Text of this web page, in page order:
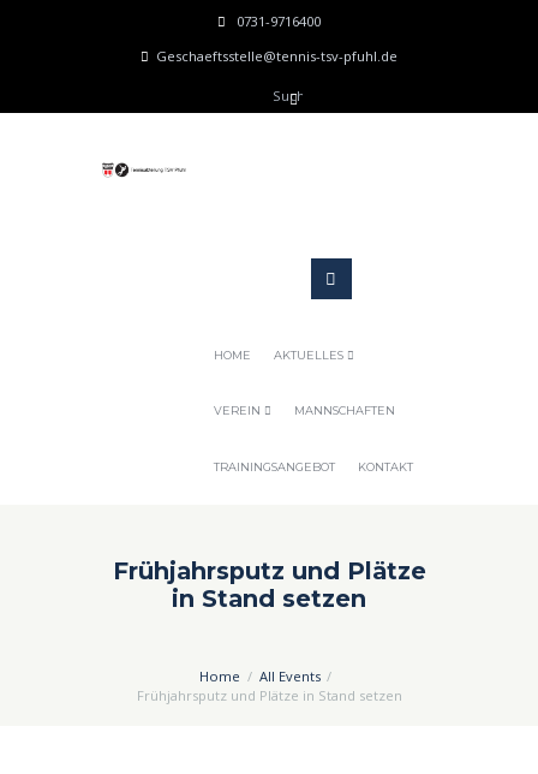
0731-9716400
Geschaeftsstelle@tennis-tsv-pfuhl.de
HOME AKTUELLES
VEREIN MANNSCHAFTEN
TRAININGSANGEBOT KONTAKT
Frühjahrsputz und Plätze
in Stand setzen
Home
All Events
Frühjahrsputz und Plätze in Stand setzen